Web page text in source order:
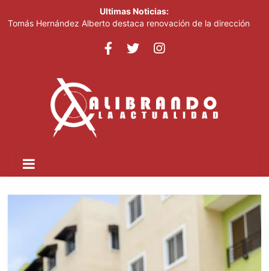
Ultimas Noticias:
Tomás Hernández Alberto destaca renovación de la dirección
Infraestructura Escolar tiene decenas de nuevas aulas y otras
Lionel Messi despide a su padre entre mensajes de cariño en
Crear dos nuevas provincias en el país generaría más gasto
público, advierte experto
Ministerio de Educación inicia este lunes jornada nacional de
año escolar 2026-2027